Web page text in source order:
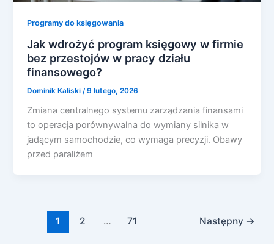
Programy do księgowania
Jak wdrożyć program księgowy w firmie
bez przestojów w pracy działu
finansowego?
Dominik Kaliski /9 lutego, 2026
Zmiana centralnego systemu zarządzania finansami
to operacja porównywalna do wymiany silnika w
jadącym samochodzie, co wymaga precyzji. Obawy
przed paraliżem
1 2 … 71 Następny →